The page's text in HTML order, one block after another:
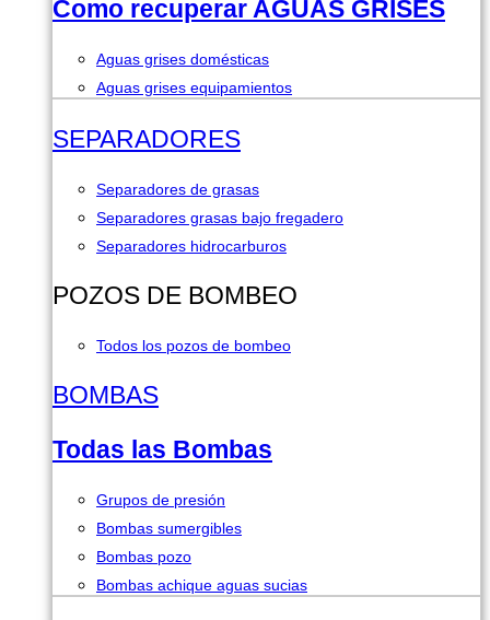
Como recuperar AGUAS GRISES
Aguas grises domésticas
Aguas grises equipamientos
SEPARADORES
Separadores de grasas
Separadores grasas bajo fregadero
Separadores hidrocarburos
POZOS DE BOMBEO
Todos los pozos de bombeo
BOMBAS
Todas las Bombas
Grupos de presión
Bombas sumergibles
Bombas pozo
Bombas achique aguas sucias